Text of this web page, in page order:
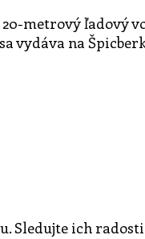
metrový ľadový
vydáva na
Sledujte ich